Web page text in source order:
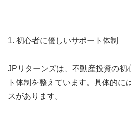
1. 初心者に優しいサポート体制
JPリターンズは、不動産投資の初
ト体制を整えています。具体的に
スがあります。